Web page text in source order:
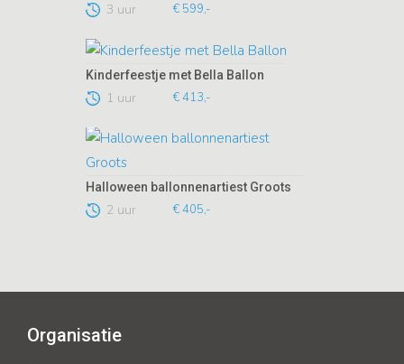
3 uur € 599,-
Kinderfeestje met Bella Ballon
1 uur € 413,-
Halloween ballonnenartiest Groots
2 uur € 405,-
Organisatie